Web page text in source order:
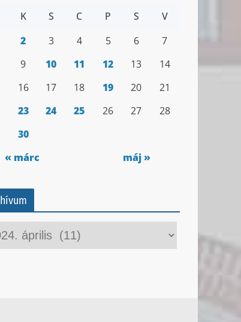
K S C P S V
« márc máj »
2 3 4 5 6
7
9 10 11 12 13
14
16 17 18 19 20
21
23 24 25 26 27
28
30